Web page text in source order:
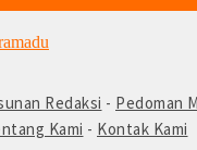
Redaksi - Pedoman
Kami - Kontak Kami